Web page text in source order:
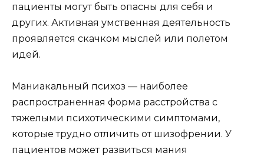
пациенты могут быть опасны для себя и
других. Активная умственная деятельность
проявляется скачком мыслей или полетом
идей.
Маниакальный психоз — наиболее
распространенная форма расстройства с
тяжелыми психотическими симптомами,
которые трудно отличить от шизофрении. У
пациентов может развиться мания